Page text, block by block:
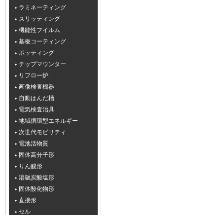
ラミネーティング
スリッティング
機能性フイルム
基板コーティング
ポッティング
チップマウンター
リフロー炉
画像検査機器
自動はんだ槽
電気検査治具
地域循環型エネルギー
次世代モビリティ
電池活物質
固体高分子形
りん酸形
溶融炭酸塩形
固体酸化物形
直接形
セル